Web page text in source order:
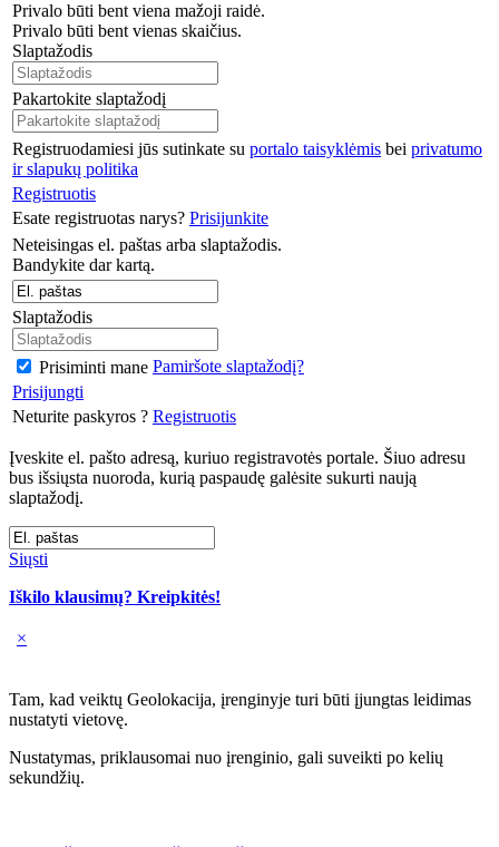
Privalo būti bent viena mažoji raidė.
Privalo būti bent vienas skaičius.
Slaptažodis
Pakartokite slaptažodį
Registruodamiesi jūs sutinkate su portalo taisyklėmis bei privatumo
ir slapukų politika
Registruotis
Esate registruotas narys? Prisijunkite
Neteisingas el. paštas arba slaptažodis.
Bandykite dar kartą.
Slaptažodis
Prisiminti mane Pamiršote slaptažodį?
Prisijungti
Neturite paskyros ? Registruotis
Įveskite el. pašto adresą, kuriuo registravotės portale. Šiuo adresu
bus išsiųsta nuoroda, kurią paspaudę galėsite sukurti naują
slaptažodį.
Siųsti
Iškilo klausimų? Kreipkitės!
×
Tam, kad veiktų Geolokacija, įrenginyje turi būti įjungtas leidimas
nustatyti vietovę.
Nustatymas, priklausomai nuo įrenginio, gali suveikti po kelių
sekundžių.